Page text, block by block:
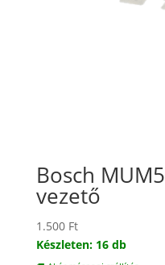
Bosch
vezető
1.500 Ft
Készleten: 16 db